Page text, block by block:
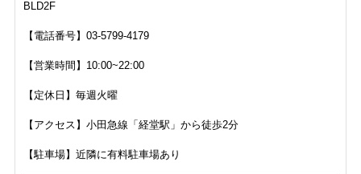
BLD2F
【電話番号】 03-5799-4179
【営業時間】10:00~22:00
【定休日】毎週火曜
【アクセス】小田急線「経堂駅」から徒歩2分
【駐車場】近隣に有料駐車場あり